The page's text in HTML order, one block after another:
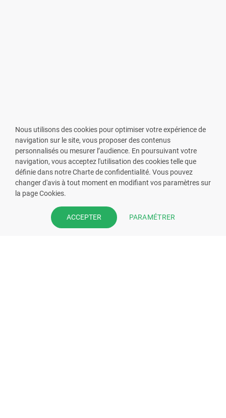
VOUS ÊTES PHARMACIEN ?
Prenez la main sur votre fiche
pharmacie et offrez à vos patient
Nous utilisons des cookies pour optimiser votre expérience de
navigation sur le site, vous proposer des contenus
personnalisés ou mesurer l’audience. En poursuivant votre
navigation, vous acceptez l'utilisation des cookies telle que
définie dans notre Charte de confidentialité. Vous pouvez
changer d'avis à tout moment en modifiant vos paramètres sur
la page Cookies.
ACCEPTER PARAMÉTRER